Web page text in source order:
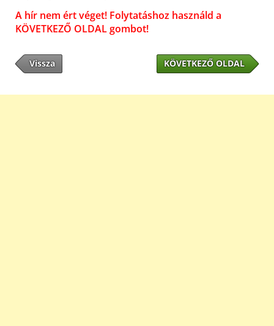
A hír nem ért véget! Folytatáshoz használd a
KÖVETKEZŐ OLDAL gombot!
Vissza KÖVETKEZŐ OLDAL